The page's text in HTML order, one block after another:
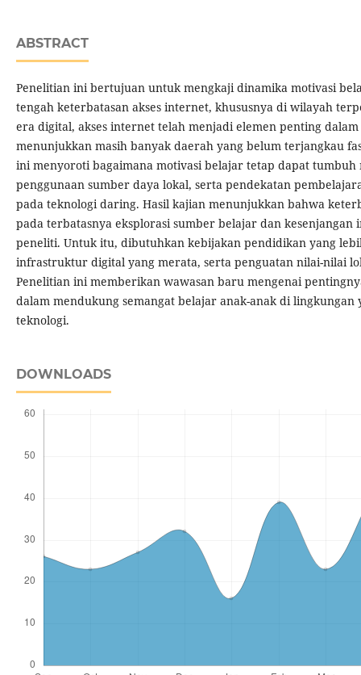
ABSTRACT
Penelitian ini bertujuan untuk mengkaji dinamika motivasi
tengah keterbatasan akses internet, khususnya di wilayah
era digital, akses internet telah menjadi elemen penting
menunjukkan masih banyak daerah yang belum terjangkau
ini menyoroti bagaimana motivasi belajar tetap dapat
penggunaan sumber daya lokal, serta pendekatan
pada teknologi daring. Hasil kajian menunjukkan bahwa
pada terbatasnya eksplorasi sumber belajar dan kesenjangan
peneliti. Untuk itu, dibutuhkan kebijakan pendidikan yang
infrastruktur digital yang merata, serta penguatan nilai-nilai
Penelitian ini memberikan wawasan baru mengenai
dalam mendukung semangat belajar anak-anak di lingkungan
teknologi.
DOWNLOADS